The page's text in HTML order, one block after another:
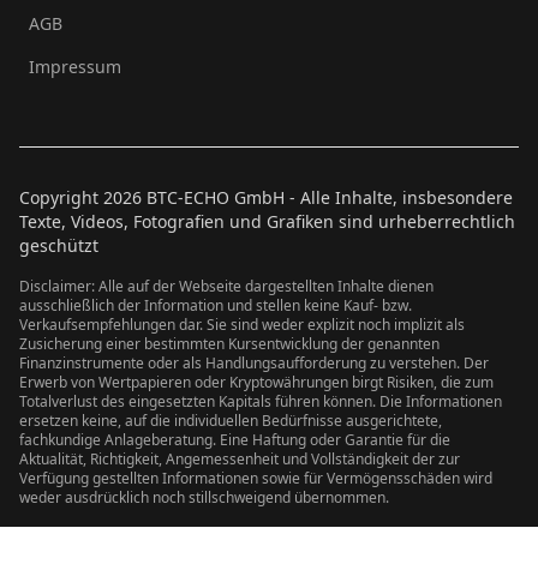
AGB
Impressum
Copyright 2026 BTC-ECHO GmbH - Alle Inhalte, insbesondere
Texte, Videos, Fotografien und Grafiken sind urheberrechtlich
geschützt
Disclaimer: Alle auf der Webseite dargestellten Inhalte dienen
ausschließlich der Information und stellen keine Kauf- bzw.
Verkaufsempfehlungen dar. Sie sind weder explizit noch implizit als
Zusicherung einer bestimmten Kursentwicklung der genannten
Finanzinstrumente oder als Handlungsaufforderung zu verstehen. Der
Erwerb von Wertpapieren oder Kryptowährungen birgt Risiken, die zum
Totalverlust des eingesetzten Kapitals führen können. Die Informationen
ersetzen keine, auf die individuellen Bedürfnisse ausgerichtete,
fachkundige Anlageberatung. Eine Haftung oder Garantie für die
Aktualität, Richtigkeit, Angemessenheit und Vollständigkeit der zur
Verfügung gestellten Informationen sowie für Vermögensschäden wird
weder ausdrücklich noch stillschweigend übernommen.